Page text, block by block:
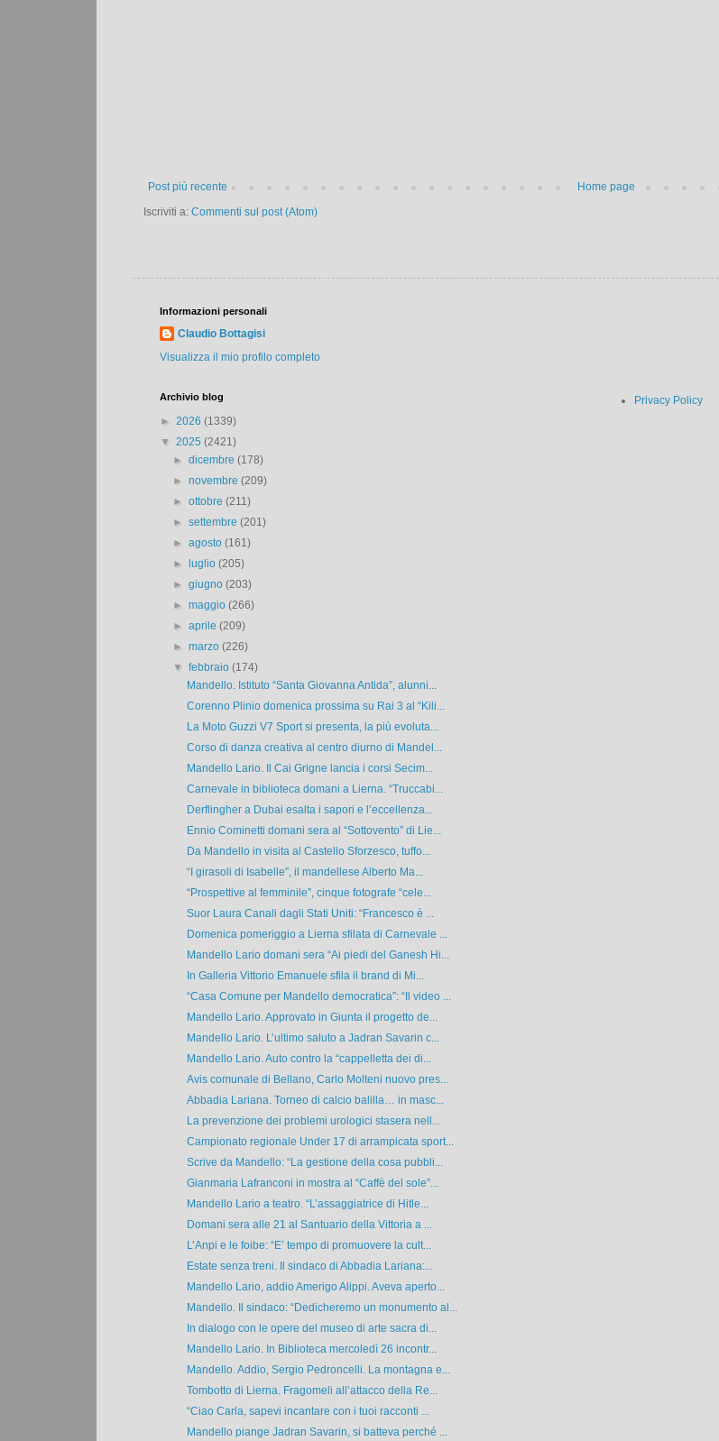
Post più recente
Home page
Iscriviti a: Commenti sul post (Atom)
Informazioni personali
Claudio Bottagisi
Visualizza il mio profilo completo
Archivio blog
► 2026 (1339)
▼ 2025 (2421)
►dicembre(178)
►novembre(209)
►ottobre(211)
►settembre(201)
►agosto(161)
►luglio(205)
►giugno(203)
►maggio(266)
►aprile(209)
►marzo(226)
▼febbraio(174)
Mandello. Istituto “Santa Giovanna Antida”, alunni...
Corenno Plinio domenica prossima su Rai 3 al “Kili...
La Moto Guzzi V7 Sport si presenta, la più evoluta...
Corso di danza creativa al centro diurno di Mandel...
Mandello Lario. Il Cai Grigne lancia i corsi Secim...
Carnevale in biblioteca domani a Lierna. “Truccabi...
Derflingher a Dubai esalta i sapori e l’eccellenza...
Ennio Cominetti domani sera al “Sottovento” di Lie...
Da Mandello in visita al Castello Sforzesco, tuffo...
“I girasoli di Isabelle”, il mandellese Alberto Ma...
“Prospettive al femminile”, cinque fotografe “cele...
Suor Laura Canali dagli Stati Uniti: “Francesco è ...
Domenica pomeriggio a Lierna sfilata di Carnevale ...
Mandello Lario domani sera “Ai piedi del Ganesh Hi...
In Galleria Vittorio Emanuele sfila il brand di Mi...
“Casa Comune per Mandello democratica”: “Il video ...
Mandello Lario. Approvato in Giunta il progetto de...
Mandello Lario. L’ultimo saluto a Jadran Savarin c...
Mandello Lario. Auto contro la “cappelletta dei di...
Avis comunale di Bellano, Carlo Molteni nuovo pres...
Abbadia Lariana. Torneo di calcio balilla… in masc...
La prevenzione dei problemi urologici stasera nell...
Campionato regionale Under 17 di arrampicata sport...
Scrive da Mandello: “La gestione della cosa pubbli...
Gianmaria Lafranconi in mostra al “Caffè del sole”...
Mandello Lario a teatro. “L’assaggiatrice di Hitle...
Domani sera alle 21 al Santuario della Vittoria a ...
L’Anpi e le foibe: “E’ tempo di promuovere la cult...
Estate senza treni. Il sindaco di Abbadia Lariana:...
Mandello Lario, addio Amerigo Alippi. Aveva aperto...
Mandello. Il sindaco: “Dedicheremo un monumento al...
In dialogo con le opere del museo di arte sacra di...
Mandello Lario. In Biblioteca mercoledì 26 incontr...
Mandello. Addio, Sergio Pedroncelli. La montagna e...
Tombotto di Lierna. Fragomeli all’attacco della Re...
“Ciao Carla, sapevi incantare con i tuoi racconti ...
Mandello piange Jadran Savarin, si batteva perché ...
Privacy Policy